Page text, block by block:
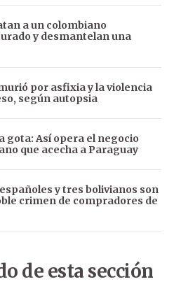
a un colombiano
y desmantelan una
por asfixia y la violencia
según autopsia
gota: Así opera el negocio
que acecha a Paraguay
y tres bolivianos son
crimen de compradores de
de esta sección